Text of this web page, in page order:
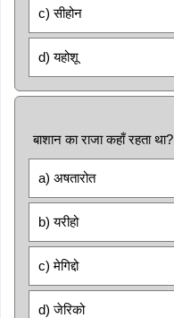
c) सीहोन
d) यहोशू
बाशान का राजा कहाँ रहता था?
a) अषतारोत
b) यरीहो
c) मेगिद्दो
d) जेरिको